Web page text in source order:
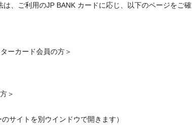
は、ご利用のJP BANK カードに応じ、以下のページをご確
ーカード会員の方＞
＞
サイトを別ウインドウで開きます）